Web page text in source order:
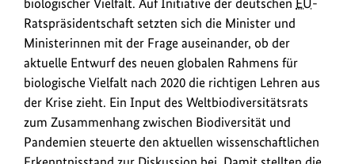
Ratspräsidentschaft setzten sich die Minister und
Ministerinnen mit der Frage auseinander, ob der
aktuelle Entwurf des neuen globalen Rahmens für
biologische Vielfalt nach 2020 die richtigen Lehren aus
der Krise zieht. Ein Input des Weltbiodiversitätsrats
zum Zusammenhang zwischen Biodiversität und
Pandemien steuerte den aktuellen wissenschaftlichen